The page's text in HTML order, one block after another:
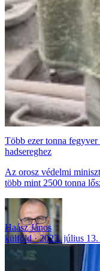
Több ezer tonna
hadsereghez
Az orosz védelmi
több mint 2500 tonna
Haász János
külföld
2023. július 13.